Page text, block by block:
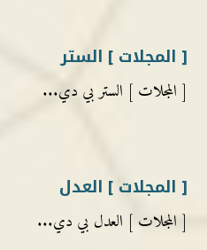
[ المجلات ] الستر
[ المجلات ] الستر بي دي...
[ المجلات ] العدل
[ المجلات ] العدل بي دي...